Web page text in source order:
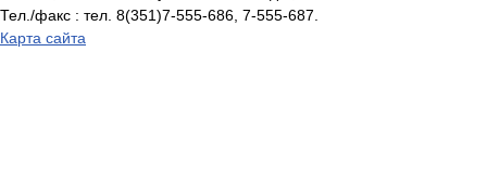
Тел./факс : тел. 8(351)7-555-686, 7-555-687.
Карта сайта